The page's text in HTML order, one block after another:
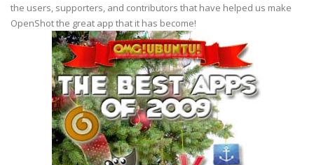
the users, supporters, and contributors that have helped us make
OpenShot the great app that it has become!